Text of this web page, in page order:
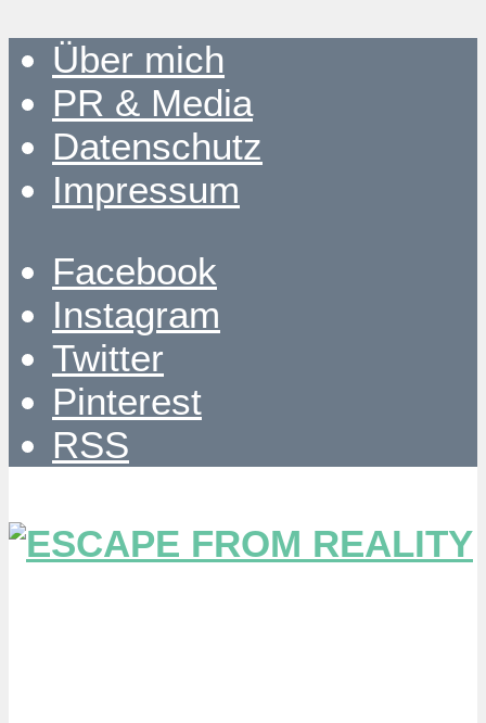
Über mich
PR & Media
Datenschutz
Impressum
Facebook
Instagram
Twitter
Pinterest
RSS